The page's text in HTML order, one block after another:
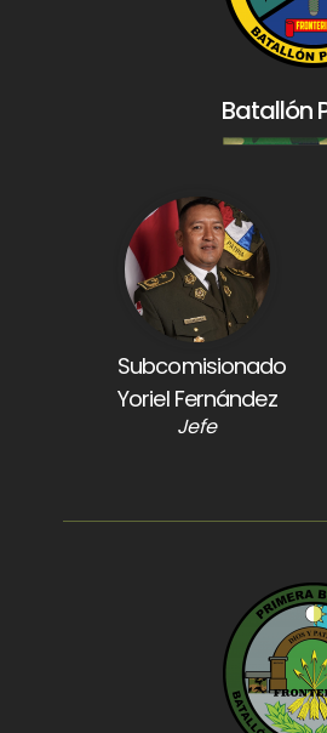
Batallón
Subcomisionado
Yoriel Fernández
Jefe